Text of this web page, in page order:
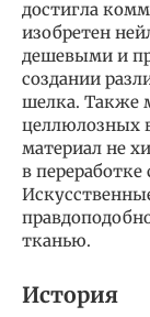
достигла
изобретен
дешевыми и
создании
шелка. Также
целлюлозных
материал не
в переработке
тканью.
История